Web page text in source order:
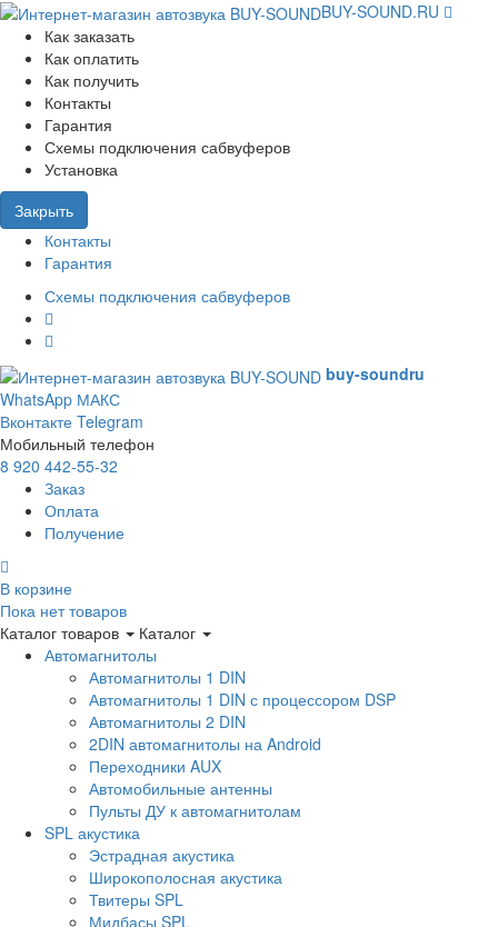
BUY-SOUND.RU
Как заказать
Как оплатить
Как получить
Контакты
Гарантия
Схемы подключения сабвуферов
Установка
Закрыть
Контакты
Гарантия
Схемы подключения сабвуферов
buy-soundru
WhatsApp МАКС
Вконтакте Telegram
Мобильный телефон
8 920 442-55-32
Заказ
Оплата
Получение
В корзине
Пока нет товаров
Каталог товаров
Каталог
Автомагнитолы
Автомагнитолы 1 DIN
Автомагнитолы 1 DIN с процессором DSP
Автомагнитолы 2 DIN
2DIN автомагнитолы на Android
Переходники AUX
Автомобильные антенны
Пульты ДУ к автомагнитолам
SPL акустика
Эстрадная акустика
Широкополосная акустика
Твитеры SPL
Мидбасы SPL